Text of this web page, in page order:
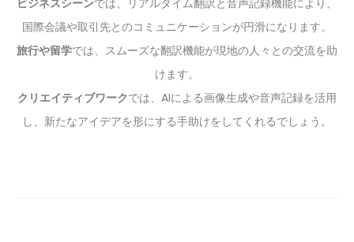
ビジネスシーンでは、リアルタイム翻訳と音声記録機能により、
国際会議や取引先とのコミュニケーションが円滑になります。
旅行や留学では、スムーズな翻訳機能が現地の人々との交流を助
けます。
クリエイティブワークでは、AIによる画像生成や音声記録を活用
し、新たなアイデアを形にする手助けをしてくれるでしょう。